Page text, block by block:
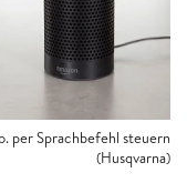
per Sprachbefehl steuern
(Husqvarna)